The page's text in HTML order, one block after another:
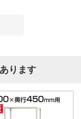
ります